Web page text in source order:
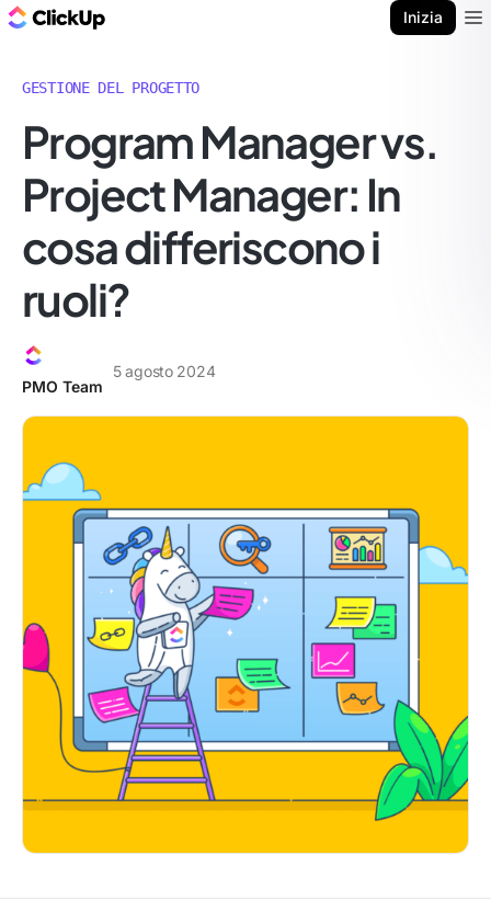
Inizia
GESTIONE DEL PROGETTO
Program Manager vs.
Project Manager: In
cosa differiscono i
ruoli?
PMO Team
5 agosto 2024